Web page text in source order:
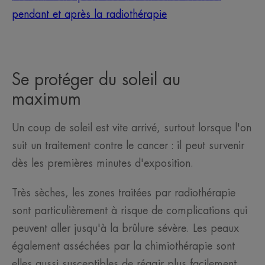
pendant et après la radiothérapie
Se protéger du soleil au
maximum
Un coup de soleil est vite arrivé, surtout lorsque l'on
suit un traitement contre le cancer : il peut survenir
dès les premières minutes d'exposition.
Très sèches, les zones traitées par radiothérapie
sont particulièrement à risque de complications qui
peuvent aller jusqu'à la brûlure sévère. Les peaux
également asséchées par la chimiothérapie sont